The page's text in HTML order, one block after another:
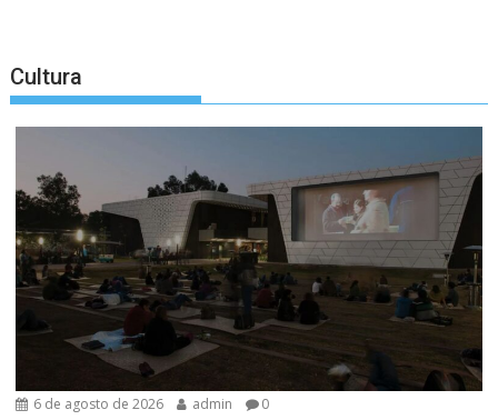
Cultura
6 de agosto de 2026 admin 0